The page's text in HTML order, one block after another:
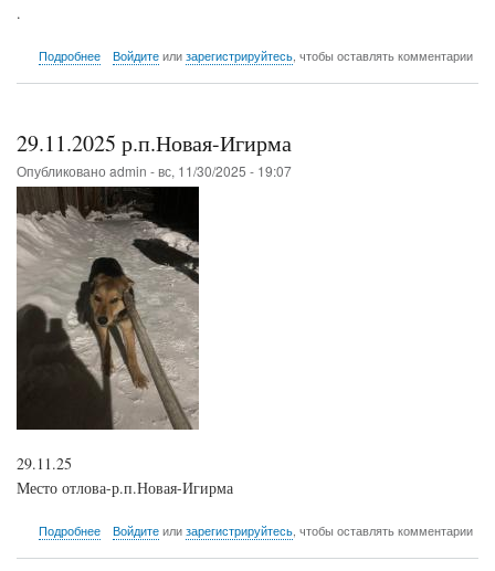
.
Подробнеео
Войдитеили зарегистрируйтесь, чтобы оставлять комментарии
29.11.2025 р.п.Новая-Игирма
Опубликовано admin -вс, 11/30/2025 - 19:07
29.11.25
Место отлова-р.п.Новая-Игирма
Подробнеео
Войдитеили зарегистрируйтесь, чтобы оставлять комментарии